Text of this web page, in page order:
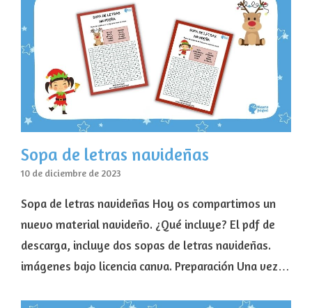
Sopa de letras navideñas
10 de diciembre de 2023
Sopa de letras navideñas Hoy os compartimos un
nuevo material navideño. ¿Qué incluye? El pdf de
descarga, incluye dos sopas de letras navideñas.
imágenes bajo licencia canva. Preparación Una vez…